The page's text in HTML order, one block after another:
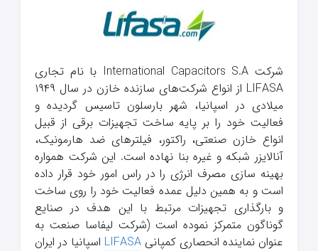
شرکت International Capacitors S.A با نام تجاری
LIFASA از انواع شرکت‌های سازنده خازن در سال ۱۹۴۹
میلادی در اسپانیا، شهر بارسلون تاسیس گردیده و
فعالیت خود را بر پایه ساخت تجهیزات برقی از قبیل
انواع خازن صنعتی، راکتور، فیلترهای ضد هارمونیک،
آنالایزر شبکه و غیره بنا نهاده است. این شرکت همواره
بهینه سازی مصرف انرژی را در راس امور خود قرار داده
است و به همین دلیل عمده فعالیت خود را روی ساخت
و بارگذاری تجهیزات مرتبط با این هدف در صنایع
گوناگون متمرکز نموده است (شرکت لیفاسا صنعت به
عنوان نماینده انحصاری کمپانی LIFASA اسپانیا در ایران